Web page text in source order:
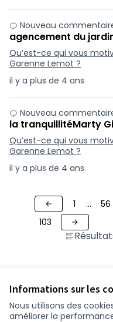
Informations sur les
Nous utilisons des
améliorer la
il y a plus de 4 ans
Nouveau
agencement du
Qu’est-ce qui vous
Garenne Lemot ?
il y a plus de 4 ans
Nouveau
la tranquillitéMarty
Qu’est-ce qui vous
Garenne Lemot ?
1 … 56
103
Conditions d'utilisation